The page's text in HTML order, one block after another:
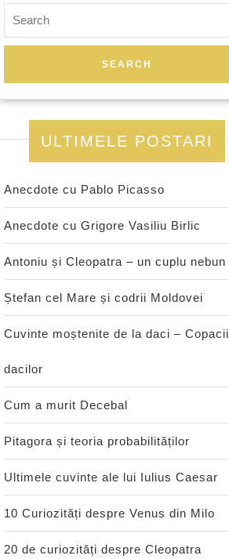
for:
ULTIMELE POSTARI
Anecdote cu Pablo Picasso
Anecdote cu Grigore Vasiliu Birlic
Antoniu și Cleopatra – un cuplu nebun
Ștefan cel Mare și codrii Moldovei
Cuvinte moștenite de la daci – Copacii
dacilor
Cum a murit Decebal
Pitagora și teoria probabilităților
Ultimele cuvinte ale lui Iulius Caesar
10 Curiozități despre Venus din Milo
20 de curiozități despre Cleopatra